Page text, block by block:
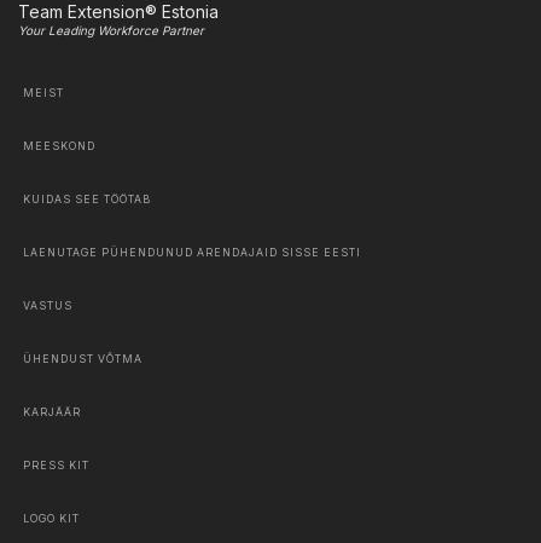
Team Extension® Estonia
Your Leading Workforce Partner
MEIST
MEESKOND
KUIDAS SEE TÖÖTAB
LAENUTAGE PÜHENDUNUD ARENDAJAID SISSE EESTI
VASTUS
ÜHENDUST VÕTMA
KARJÄÄR
PRESS KIT
LOGO KIT